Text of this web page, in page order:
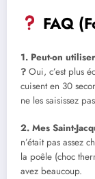
FAQ
1. Peut-on
? Oui, c’est plus
cuisent en 30
ne les saisissez
2. Mes Saint-
n’était pas assez
la poêle (choc
avez beaucoup.